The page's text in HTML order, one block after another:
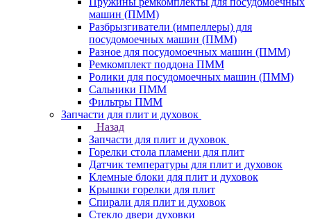
машин (ПММ)
Разбрызгиватели (импеллеры) для
посудомоечных машин (ПММ)
Разное для посудомоечных машин (ПММ)
Ремкомплект поддона ПММ
Ролики для посудомоечных машин (ПММ)
Сальники ПММ
Фильтры ПММ
Запчасти для плит и духовок
Назад
Запчасти для плит и духовок
Горелки стола пламени для плит
Датчик температуры для плит и духовок
Клемные блоки для плит и духовок
Крышки горелки для плит
Спирали для плит и духовок
Стекло двери духовки